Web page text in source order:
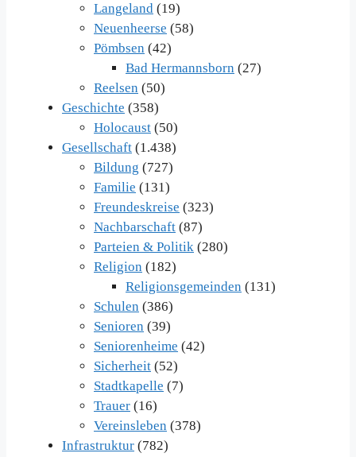
Langeland (19)
Neuenheerse (58)
Pömbsen (42)
Bad Hermannsborn (27)
Reelsen (50)
Geschichte (358)
Holocaust (50)
Gesellschaft (1.438)
Bildung (727)
Familie (131)
Freundeskreise (323)
Nachbarschaft (87)
Parteien & Politik (280)
Religion (182)
Religionsgemeinden (131)
Schulen (386)
Senioren (39)
Seniorenheime (42)
Sicherheit (52)
Stadtkapelle (7)
Trauer (16)
Vereinsleben (378)
Infrastruktur (782)